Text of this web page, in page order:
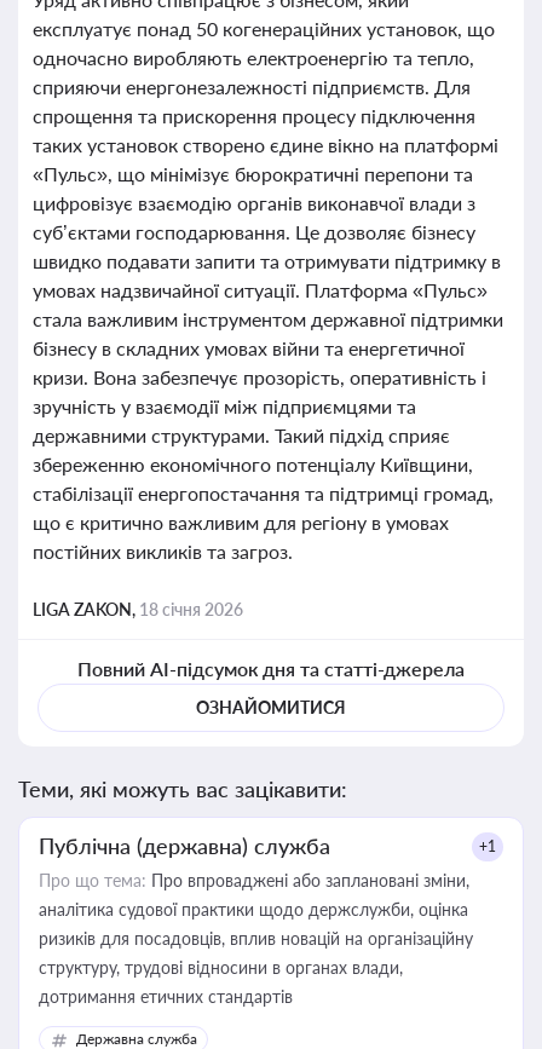
експлуатує понад 50 когенераційних установок, що
одночасно виробляють електроенергію та тепло,
сприяючи енергонезалежності підприємств. Для
спрощення та прискорення процесу підключення
таких установок створено єдине вікно на платформі
«Пульс», що мінімізує бюрократичні перепони та
цифровізує взаємодію органів виконавчої влади з
суб’єктами господарювання. Це дозволяє бізнесу
швидко подавати запити та отримувати підтримку в
умовах надзвичайної ситуації. Платформа «Пульс»
стала важливим інструментом державної підтримки
бізнесу в складних умовах війни та енергетичної
кризи. Вона забезпечує прозорість, оперативність і
зручність у взаємодії між підприємцями та
державними структурами. Такий підхід сприяє
збереженню економічного потенціалу Київщини,
стабілізації енергопостачання та підтримці громад,
що є критично важливим для регіону в умовах
постійних викликів та загроз.
LIGA ZAKON, 18 січня 2026
Повний AI-підсумок дня та статті-джерела
ОЗНАЙОМИТИСЯ
Теми, які можуть вас зацікавити:
Публічна (державна) служба +1
Про що тема: Про впроваджені або заплановані зміни,
аналітика судової практики щодо держслужби, оцінка
ризиків для посадовців, вплив новацій на організаційну
структуру, трудові відносини в органах влади,
дотримання етичних стандартів
Державна служба